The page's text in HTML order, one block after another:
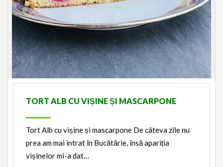
TORT ALB CU VIȘINE ȘI MASCARPONE
Tort Alb cu vișine și mascarpone De câteva zile nu
prea am mai intrat în Bucătărie, însă apariția
vișinelor mi-a dat…